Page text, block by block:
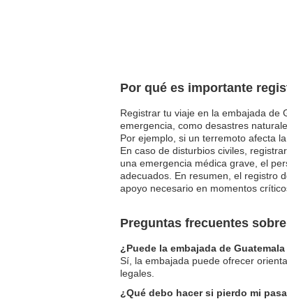
Por qué es importante
Registrar tu viaje en la embajada de
emergencia, como desastres
Por ejemplo, si un terremoto afecta
En caso de disturbios civiles,
una emergencia médica grave, el
adecuados. En resumen, el registro
apoyo necesario en momentos
Preguntas frecuentes
¿Puede la embajada de
Sí, la embajada puede ofrecer
legales.
¿Qué debo hacer si pierdo mi